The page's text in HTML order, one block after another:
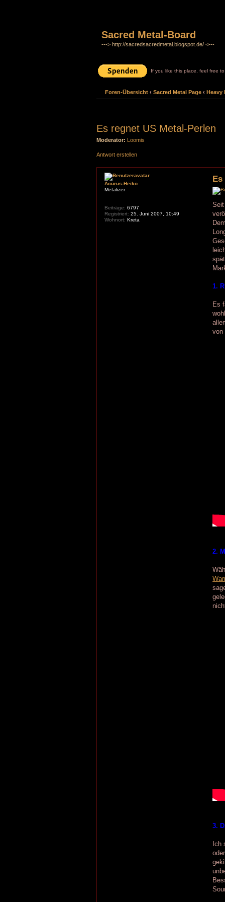
Sacred Metal-Board
---> http://sacredsacredmetal.blogspot.de/ <---
If you like this place, feel free
Foren-Übersicht ‹ Sacred Metal Page ‹ Heavy
Es regnet US Metal-Perlen
Moderator: Loomis
Antwort erstellen
Es
1.
Es
von
2.
3.
Ich
Acurus-Heiko
Metalizer
Beiträge: 6797
Registriert: 25. Juni 2007, 10:49
Wohnort: Kreta